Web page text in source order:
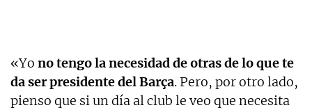
«Yo no tengo la necesidad de otras de lo que te
da ser presidente del Barça. Pero, por otro lado,
pienso que si un día al club le veo que necesita